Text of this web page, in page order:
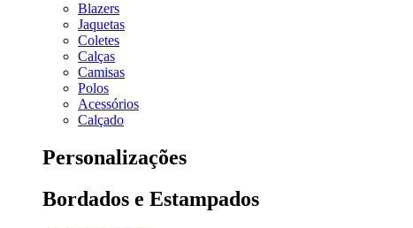
Blazers
Jaquetas
Coletes
Calças
Camisas
Polos
Acessórios
Calçado
Personalizações
Bordados e Estampados